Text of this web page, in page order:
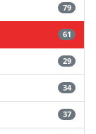
79
61
29
34
37